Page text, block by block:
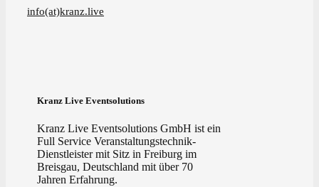
info(at)kranz.live
Kranz Live Eventsolutions
Kranz Live Eventsolutions GmbH ist ein
Full Service Veranstaltungstechnik-
Dienstleister mit Sitz in Freiburg im
Breisgau, Deutschland mit über 70
Jahren Erfahrung.